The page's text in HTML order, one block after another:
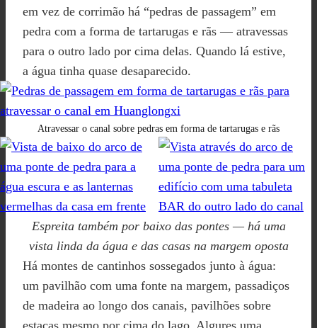
em vez de corrimão há “pedras de passagem” em
pedra com a forma de tartarugas e rãs — atravessas
para o outro lado por cima delas. Quando lá estive,
a água tinha quase desaparecido.
Atravessar o canal sobre pedras em forma de tartarugas e rãs
Espreita também por baixo das pontes — há uma
vista linda da água e das casas na margem oposta
Há montes de cantinhos sossegados junto à água:
um pavilhão com uma fonte na margem, passadiços
de madeira ao longo dos canais, pavilhões sobre